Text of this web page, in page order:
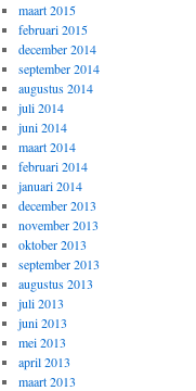
maart 2015
februari 2015
december 2014
september 2014
augustus 2014
juli 2014
juni 2014
maart 2014
februari 2014
januari 2014
december 2013
november 2013
oktober 2013
september 2013
augustus 2013
juli 2013
juni 2013
mei 2013
april 2013
maart 2013